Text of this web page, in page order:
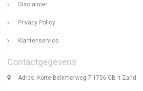
Disclaimer
Privacy Policy
Klantenservice
Contactgegevens
Adres: Korte Belkmerweg 7 1756 CB 't Zand